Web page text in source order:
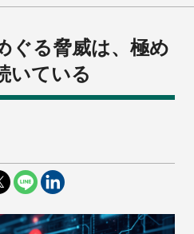
ぐる脅威は、極め
いている